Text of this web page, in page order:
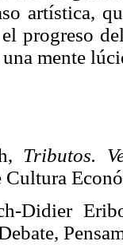
artística,
progreso
una mente
Tributos.
Cultura
Didier